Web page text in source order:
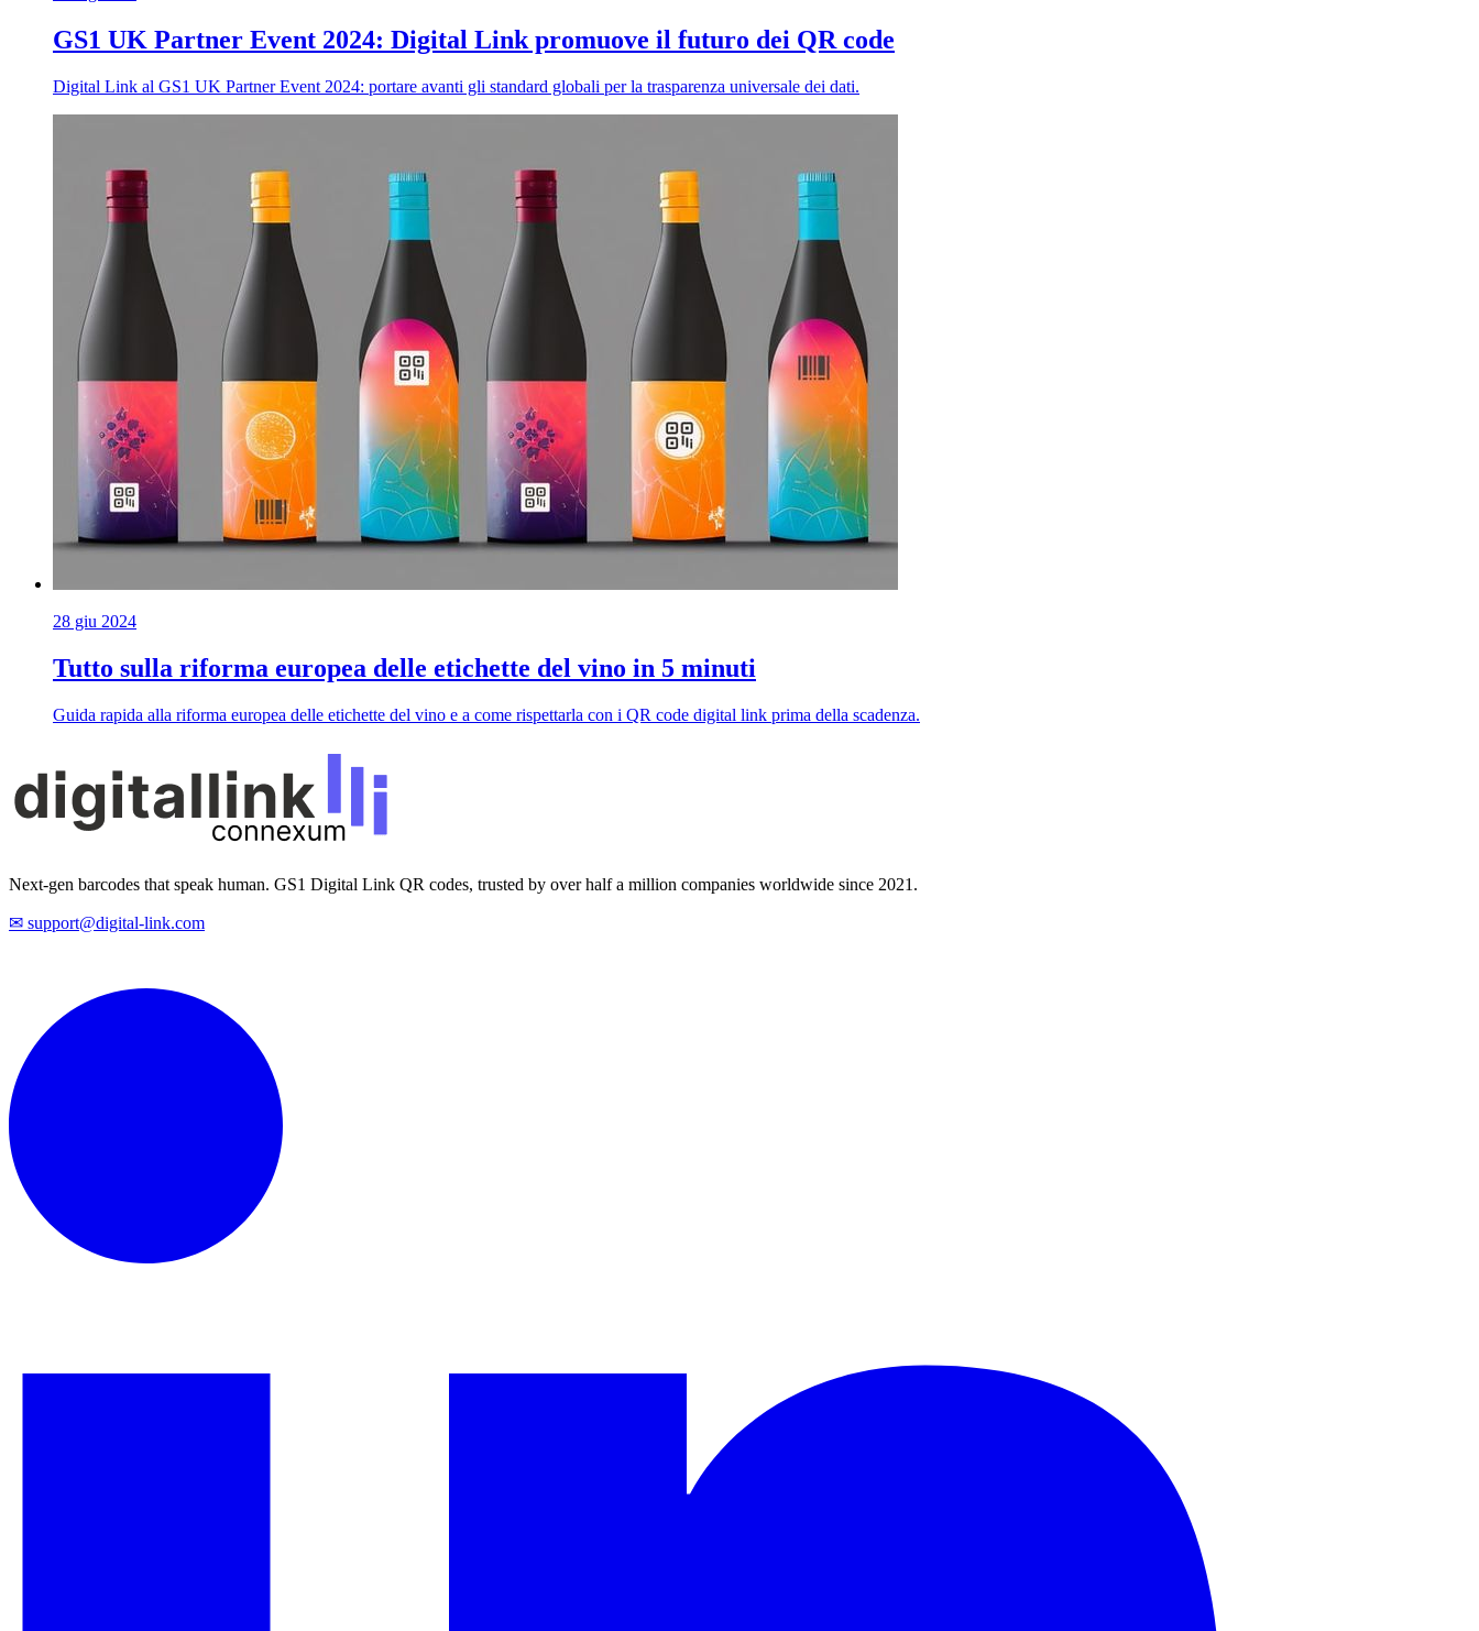
GS1 UK Partner Event 2024: Digital Link promuove il futuro dei QR code
Digital Link al GS1 UK Partner Event 2024: portare avanti gli standard globali per la trasparenza universale dei dati.
28 giu 2024
Tutto sulla riforma europea delle etichette del vino in 5 minuti
Guida rapida alla riforma europea delle etichette del vino e a come rispettarla con i QR code digital link prima della scadenza.
Next-gen barcodes that speak human. GS1 Digital Link QR codes, trusted by over half a million companies worldwide since 2021.
✉ support@digital-link.com